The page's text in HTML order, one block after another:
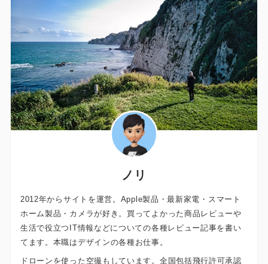
ノリ
2012年からサイトを運営。Apple製品・最新家電・スマート
ホーム製品・カメラが好き。買ってよかった商品レビューや
生活で役立つIT情報などについての各種レビュー記事を書い
てます。本職はデザインの各種お仕事。
ドローンを使った空撮もしています。全国包括飛行許可承認